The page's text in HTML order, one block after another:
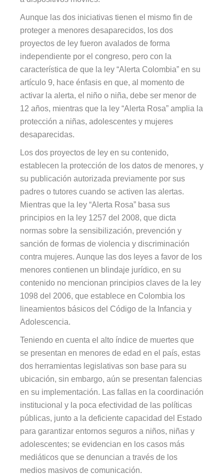
Aunque las dos iniciativas tienen el mismo fin de
proteger a menores desaparecidos, los dos
proyectos de ley fueron avalados de forma
independiente por el congreso, pero con la
característica de que la ley “Alerta Colombia” en su
artículo 9, hace énfasis en que, al momento de
activar la alerta, el niño o niña, debe ser menor de
12 años, mientras que la ley “Alerta Rosa” amplia la
protección a niñas, adolescentes y mujeres
desaparecidas.
Los dos proyectos de ley en su contenido,
establecen la protección de los datos de menores, y
su publicación autorizada previamente por sus
padres o tutores cuando se activen las alertas.
Mientras que la ley “Alerta Rosa” basa sus
principios en la ley 1257 del 2008, que dicta
normas sobre la sensibilización, prevención y
sanción de formas de violencia y discriminación
contra mujeres. Aunque las dos leyes a favor de los
menores contienen un blindaje jurídico, en su
contenido no mencionan principios claves de la ley
1098 del 2006, que establece en Colombia los
lineamientos básicos del Código de la Infancia y
Adolescencia.
Teniendo en cuenta el alto índice de muertes que
se presentan en menores de edad en el país, estas
dos herramientas legislativas son base para su
ubicación, sin embargo, aún se presentan falencias
en su implementación. Las fallas en la coordinación
institucional y la poca efectividad de las políticas
públicas, junto a la deficiente capacidad del Estado
para garantizar entornos seguros a niños, niñas y
adolescentes; se evidencian en los casos más
mediáticos que se denuncian a través de los
medios masivos de comunicación.